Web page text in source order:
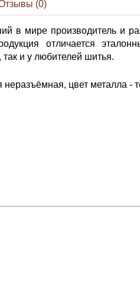
(0)
в мире производитель и
отличается
и у любителей шитья.
цвет металла -